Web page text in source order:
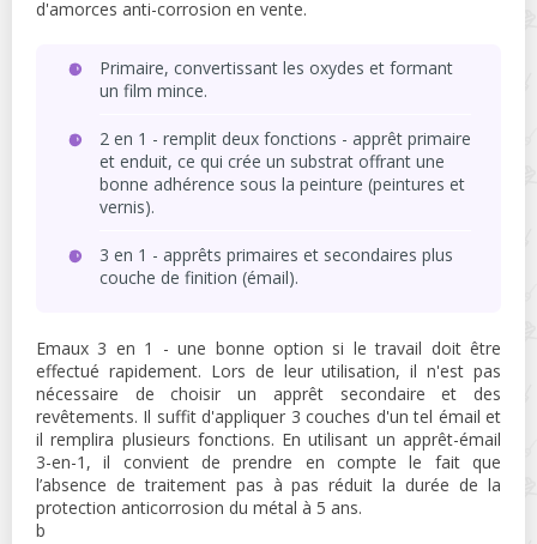
d'amorces anti-corrosion en vente.
Primaire, convertissant les oxydes et formant
un film mince.
2 en 1 - remplit deux fonctions - apprêt primaire
et enduit, ce qui crée un substrat offrant une
bonne adhérence sous la peinture (peintures et
vernis).
3 en 1 - apprêts primaires et secondaires plus
couche de finition (émail).
Emaux 3 en 1 - une bonne option si le travail doit être
effectué rapidement. Lors de leur utilisation, il n'est pas
nécessaire de choisir un apprêt secondaire et des
revêtements. Il suffit d'appliquer 3 couches d'un tel émail et
il remplira plusieurs fonctions. En utilisant un apprêt-émail
3-en-1, il convient de prendre en compte le fait que
l’absence de traitement pas à pas réduit la durée de la
protection anticorrosion du métal à 5 ​​ans.
b